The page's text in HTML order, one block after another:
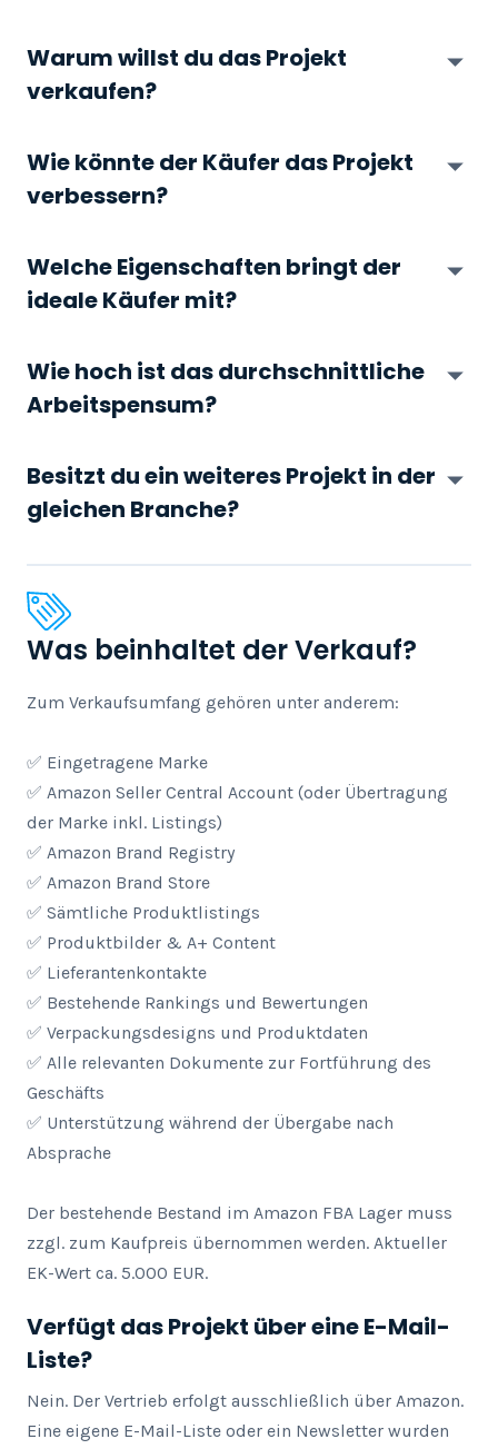
Warum willst du das Projekt
verkaufen?
Wie könnte der Käufer das Projekt
verbessern?
Welche Eigenschaften bringt der
ideale Käufer mit?
Wie hoch ist das durchschnittliche
Arbeitspensum?
Besitzt du ein weiteres Projekt in der
gleichen Branche?
Was beinhaltet der Verkauf?
Zum Verkaufsumfang gehören unter anderem:
✅ Eingetragene Marke
✅ Amazon Seller Central Account (oder Übertragung
der Marke inkl. Listings)
✅ Amazon Brand Registry
✅ Amazon Brand Store
✅ Sämtliche Produktlistings
✅ Produktbilder & A+ Content
✅ Lieferantenkontakte
✅ Bestehende Rankings und Bewertungen
✅ Verpackungsdesigns und Produktdaten
✅ Alle relevanten Dokumente zur Fortführung des
Geschäfts
✅ Unterstützung während der Übergabe nach
Absprache
Der bestehende Bestand im Amazon FBA Lager muss
zzgl. zum Kaufpreis übernommen werden. Aktueller
EK-Wert ca. 5.000 EUR.
Verfügt das Projekt über eine E-Mail-
Liste?
Nein. Der Vertrieb erfolgt ausschließlich über Amazon.
Eine eigene E-Mail-Liste oder ein Newsletter wurden